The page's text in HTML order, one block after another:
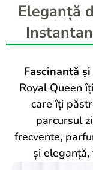
Eleganță
Fascinantă
Royal Queen
care îți
parcursul
frecvente,
și